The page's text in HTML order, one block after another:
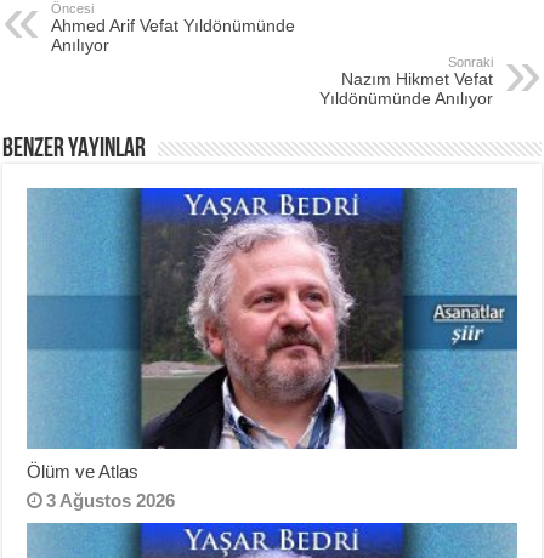
Öncesi
Ahmed Arif Vefat Yıldönümünde
Anılıyor
Sonraki
Nazım Hikmet Vefat
Yıldönümünde Anılıyor
BENZER YAYINLAR
Ölüm ve Atlas
3 Ağustos 2026